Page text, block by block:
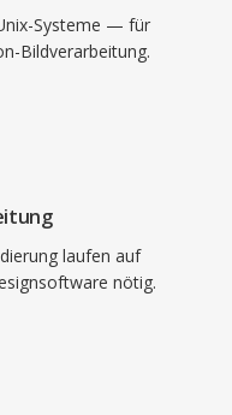
Systeme — für
Bildverarbeitung.
laufen auf
nötig.